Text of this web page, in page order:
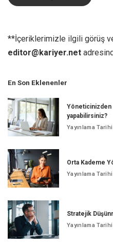
**İçeriklerimizle ilgili görüş
editor@kariyer.net
En Son Eklenenler
Yöneticinizden
yapabilirsiniz?
Yayınlama
Orta Kademe
Yayınlama
Stratejik
Yayınlama